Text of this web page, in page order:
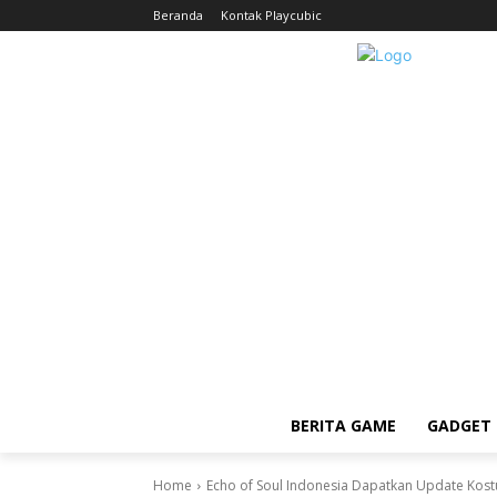
Beranda Kontak Playcubic
BERITA GAME
Home Echo of Soul Indonesia Dapatkan Update